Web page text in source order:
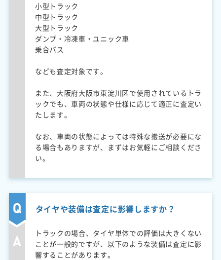
小型トラック
中型トラック
大型トラック
ダンプ・冷凍車・ユニック車
乗合バス
なども査定対象です。
また、大阪府大阪市東淀川区で使用されているトラ
ックでも、車両の状態や仕様に応じて適正に査定い
たします。
なお、車両の状態によっては特殊な搬送が必要にな
る場合もありますが、まずはお気軽にご相談くださ
い。
タイヤや装備は査定に影響しますか？
トラックの場合、タイヤ単体での評価は大きくない
ことが一般的ですが、以下のような装備は査定に影
響することがあります。